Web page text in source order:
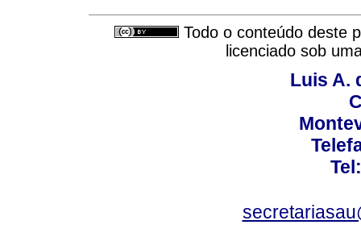
Todo o conteúdo deste
licenciado sob
Luis A.